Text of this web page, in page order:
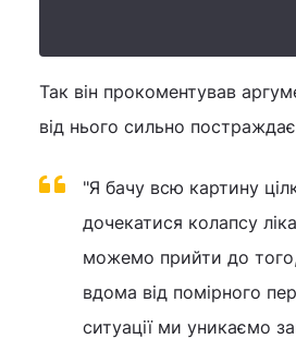
Так він прокоментував
від нього сильно
"Я бачу всю картину
дочекатися колапсу
можемо прийти до
вдома від помірного
ситуації ми уникаємо